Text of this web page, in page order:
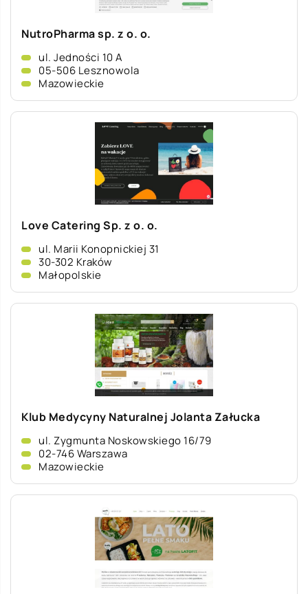
NutroPharma sp. z o. o.
ul. Jedności 10 A
05-506 Lesznowola
Mazowieckie
Love Catering Sp. z o. o.
ul. Marii Konopnickiej 31
30-302 Kraków
Małopolskie
Klub Medycyny Naturalnej Jolanta Załucka
ul. Zygmunta Noskowskiego 16/79
02-746 Warszawa
Mazowieckie